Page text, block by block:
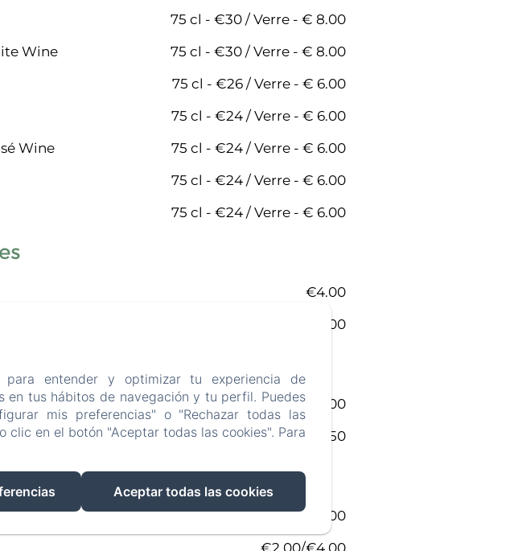
75 cl - €30 / Verre - € 8.00
Wine
75 cl - €30 / Verre - € 8.00
75 cl - €26 / Verre - € 6.00
75 cl - €24 / Verre - € 6.00
Wine
75 cl - €24 / Verre - € 6.00
75 cl - €24 / Verre - € 6.00
75 cl - €24 / Verre - € 6.00
€4.00
€6.00
€2.00
€2.50
€1.50/€3.00
€2.00/€4.00
para entender y optimizar tu experiencia de
en tus hábitos de navegación y tu perfil. Puedes
mis preferencias" o "Rechazar todas las
clic en el botón "Aceptar todas las cookies". Para
Aceptar todas las cookies